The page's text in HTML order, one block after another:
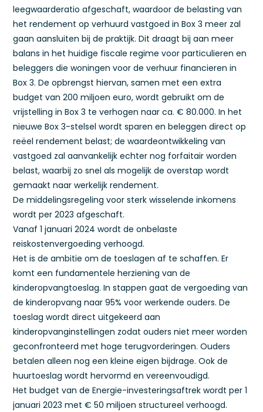
leegwaarderatio afgeschaft, waardoor de belasting van
het rendement op verhuurd vastgoed in Box 3 meer zal
gaan aansluiten bij de praktijk. Dit draagt bij aan meer
balans in het huidige fiscale regime voor particulieren en
beleggers die woningen voor de verhuur financieren in
Box 3. De opbrengst hiervan, samen met een extra
budget van 200 miljoen euro, wordt gebruikt om de
vrijstelling in Box 3 te verhogen naar ca. € 80.000. In het
nieuwe Box 3-stelsel wordt sparen en beleggen direct op
reëel rendement belast; de waardeontwikkeling van
vastgoed zal aanvankelijk echter nog forfaitair worden
belast, waarbij zo snel als mogelijk de overstap wordt
gemaakt naar werkelijk rendement.
De middelingsregeling voor sterk wisselende inkomens
wordt per 2023 afgeschaft.
Vanaf 1 januari 2024 wordt de onbelaste
reiskostenvergoeding verhoogd.
Het is de ambitie om de toeslagen af te schaffen. Er
komt een fundamentele herziening van de
kinderopvangtoeslag. In stappen gaat de vergoeding van
de kinderopvang naar 95% voor werkende ouders. De
toeslag wordt direct uitgekeerd aan
kinderopvanginstellingen zodat ouders niet meer worden
geconfronteerd met hoge terugvorderingen. Ouders
betalen alleen nog een kleine eigen bijdrage. Ook de
huurtoeslag wordt hervormd en vereenvoudigd.
Het budget van de Energie-investeringsaftrek wordt per 1
januari 2023 met € 50 miljoen structureel verhoogd.